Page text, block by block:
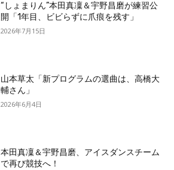
“しょまりん”本田真凜＆宇野昌磨が練習公
開「1年目、ビビらずに爪痕を残す」
2026年7月15日
山本草太「新プログラムの選曲は、高橋大
輔さん」
2026年6月4日
本田真凜＆宇野昌磨、アイスダンスチーム
で再び競技へ！